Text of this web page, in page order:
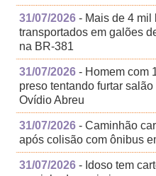
31/07/2026 - Mais de 4 mil
transportados em galões
na BR-381
31/07/2026 - Homem com
preso tentando furtar
Ovídio Abreu
31/07/2026 - Caminhão
após colisão com ônibus
31/07/2026 - Idoso tem